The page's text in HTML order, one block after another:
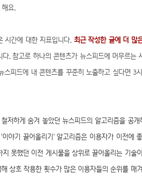
요.
시간에 대한 지표입니다. 최근 작성한 글에 더 많
. 참고로 하나의 콘텐츠가 뉴스피드에 머무르
스피드에 내 콘텐츠를 꾸준히 노출하고 싶다면
저하게 숨겨 놓았던 뉴스피드의 알고리즘을 공
. '이야기 끌어올리기' 알고리즘은 이용자가 이전에
못했던 이전 게시물을 상위로 끌어올리는 기술
상호 작용한 횟수가 많은 이용자들의 순위를 매